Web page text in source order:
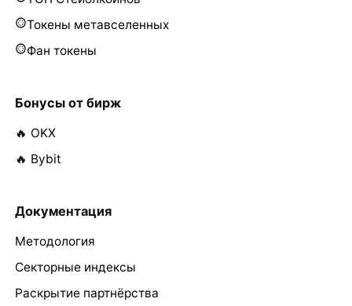
Токены метавселенных
Фан токены
Бонусы от бирж
🔥 OKX
🔥 Bybit
Документация
Методология
Секторные индексы
Раскрытие партнёрства